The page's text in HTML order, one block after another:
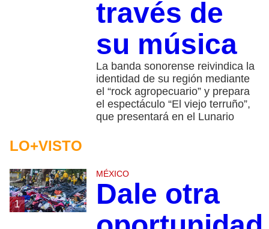
través de
su música
La banda sonorense reivindica la
identidad de su región mediante
el “rock agropecuario” y prepara
el espectáculo “El viejo terruño”,
que presentará en el Lunario
LO+VISTO
1
MÉXICO
Dale otra